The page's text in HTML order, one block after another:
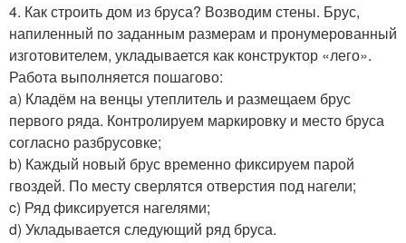
4. Как строить дом из бруса? Возводим стены. Брус,
напиленный по заданным размерам и пронумерованный
изготовителем, укладывается как конструктор «лего».
Работа выполняется пошагово:
a) Кладём на венцы утеплитель и размещаем брус
первого ряда. Контролируем маркировку и место бруса
согласно разбрусовке;
b) Каждый новый брус временно фиксируем парой
гвоздей. По месту сверлятся отверстия под нагели;
c) Ряд фиксируется нагелями;
d) Укладывается следующий ряд бруса.